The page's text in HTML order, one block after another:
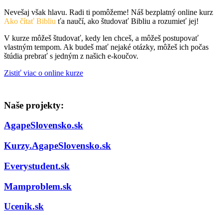
Nevešaj však hlavu. Radi ti pomôžeme! Náš bezplatný online kurz
Ako čítať Bibliu ťa naučí, ako študovať Bibliu a rozumieť jej!
V kurze môžeš študovať, kedy len chceš, a môžeš postupovať
vlastným tempom. Ak budeš mať nejaké otázky, môžeš ich počas
štúdia prebrať s jedným z našich e-koučov.
Zistiť viac o online kurze
Naše projekty:
AgapeSlovensko.sk
Kurzy.AgapeSlovensko.sk
Everystudent.sk
Mamproblem.sk
Ucenik.sk